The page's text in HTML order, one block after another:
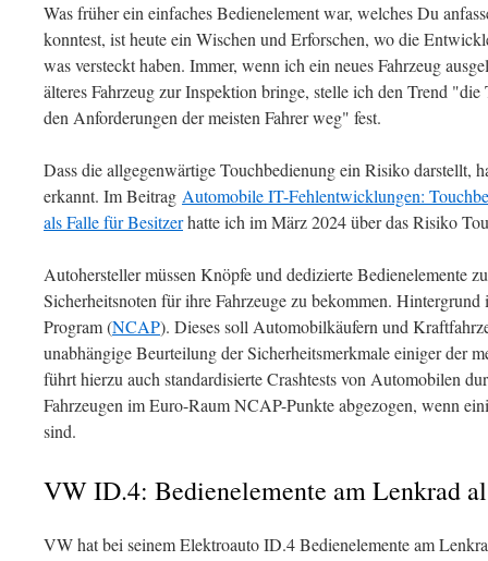
Was früher ein einfaches Bedienelement war, welches Du
konntest, ist heute ein Wischen und Erforschen, wo die
was versteckt haben. Immer, wenn ich ein neues Fahrzeug
älteres Fahrzeug zur Inspektion bringe, stelle ich den Trend
den Anforderungen der meisten Fahrer weg" fest.
Dass die allgegenwärtige Touchbedienung ein Risiko darstellt,
erkannt. Im Beitrag Automobile IT-Fehlentwicklungen:
als Falle für Besitzerhatte ich im März 2024 über das Risiko
Autohersteller müssen Knöpfe und dedizierte Bedienelemente
Sicherheitsnoten für ihre Fahrzeuge zu bekommen. Hintergrund
Program (NCAP). Dieses soll Automobilkäufern und
unabhängige Beurteilung der Sicherheitsmerkmale einiger der
führt hierzu auch standardisierte Crashtests von Automobilen
Fahrzeugen im Euro-Raum NCAP-Punkte abgezogen, wenn
sind.
VW ID.4: Bedienelemente am Lenkrad
VW hat bei seinem Elektroauto ID.4 Bedienelemente am